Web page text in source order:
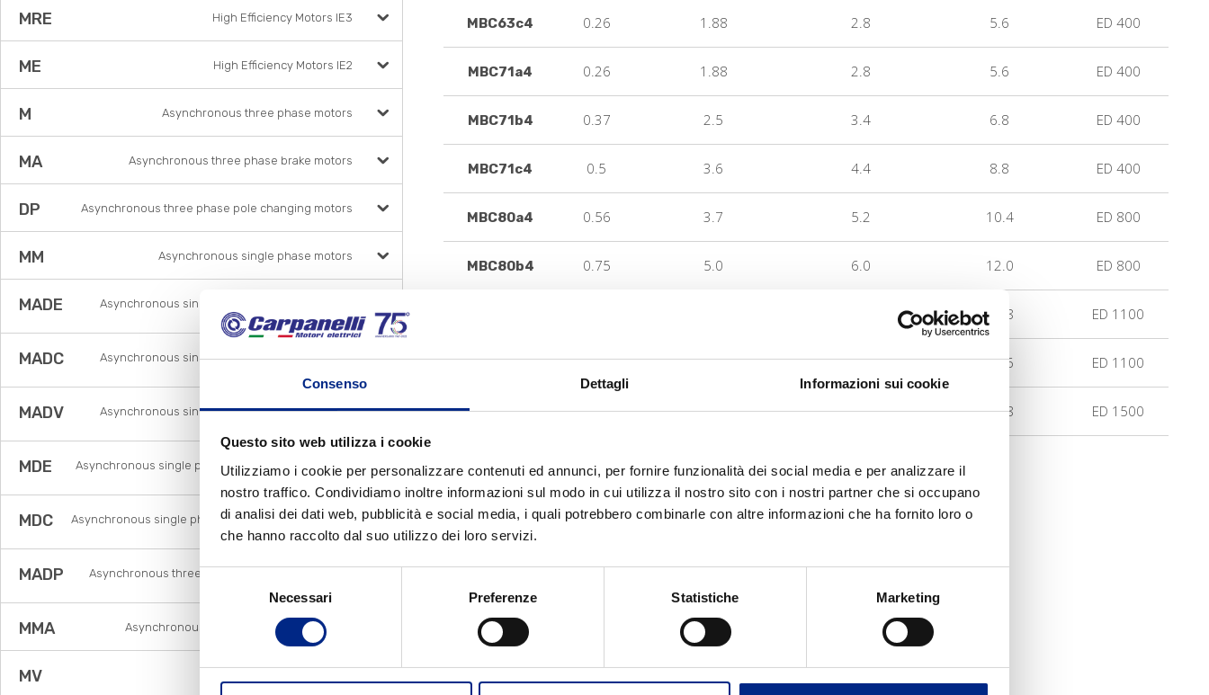
Consenso Dettagli Informazioni sui cookie
Questo sito web utilizza i cookie
Utilizziamo i cookie per personalizzare contenuti ed annunci, per fornire funzionalità dei social media e per analizzare il
nostro traffico. Condividiamo inoltre informazioni sul modo in cui utilizza il nostro sito con i nostri partner che si occupano
di analisi dei dati web, pubblicità e social media, i quali potrebbero combinarle con altre informazioni che ha fornito loro o
che hanno raccolto dal suo utilizzo dei loro servizi.
Selezione
Necessari Preferenze Statistiche Marketing
MRE High Efficiency Motors IE3
ME High Efficiency Motors IE2
M Asynchronous three phase motors
MA Asynchronous three phase brake motors
DP Asynchronous three phase pole changing motors
MM Asynchronous single phase motors
MADE
Asynchronous single phase brake motors with
electronic relay
MADC
Asynchronous single phase brake motors with
MADV
Asynchronous single phase brake motors with
MDE
Asynchronous single phase motors with electronic
relay
MDC
Asynchronous single phase motors with centrifugal
switch
MADP
Asynchronous three phase pole changing brake
MMA Asynchronous single phase brake motors
MV
MBC63c4 0.26 1.88 2.8 5.6 ED 400
MBC71a4 0.26 1.88 2.8 5.6 ED 400
MBC71b4 0.37 2.5 3.4 6.8 ED 400
MBC71c4 0.5 3.6 4.4 8.8 ED 400
MBC80a4 0.56 3.7 5.2 10.4 ED 800
MBC80b4 0.75 5.0 6.0 12.0 ED 800
15.8 ED 1100
MBC90Sa4 1.1 7.35 7.8 15.6 ED 1100
MBC90Sb4 1.5 10.0 10.4 20.8 ED 1500